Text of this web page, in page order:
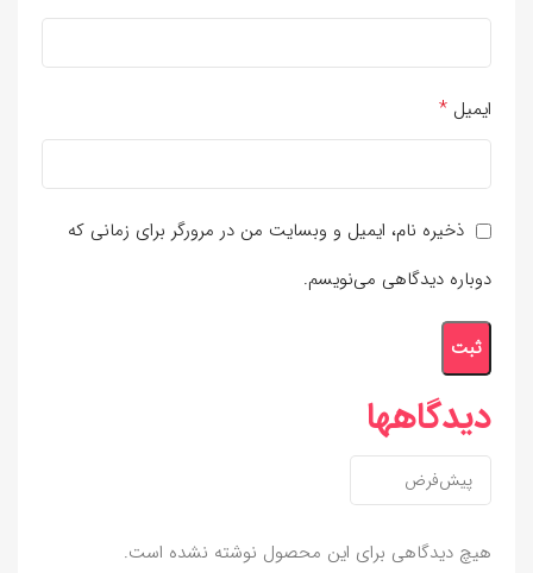
دیدگاهها
هیچ دیدگاهی برای این محصول نوشته نشده است.
ایمیل *
ذخیره نام، ایمیل و وبسایت من در مرورگر برای زمانی که
دوباره دیدگاهی می‌نویسم.